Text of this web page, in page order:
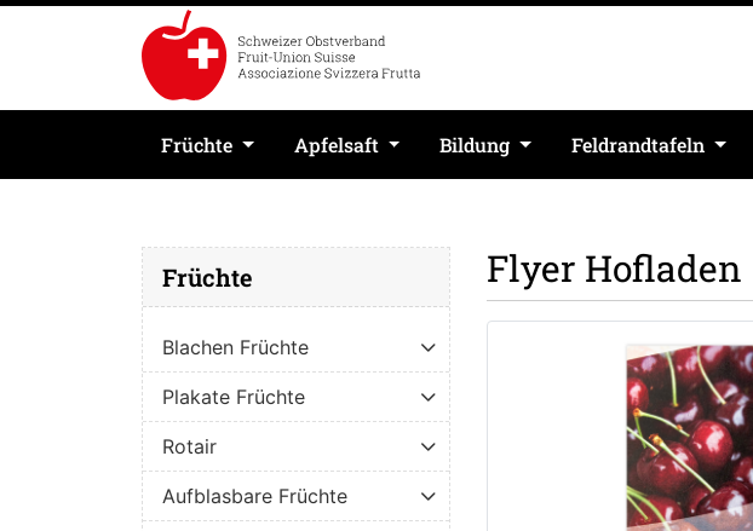
Früchte Apfelsaft Bildung Feldrandtafeln
Früchte
Blachen Früchte
Plakate Früchte
Rotair
Aufblasbare Früchte
Flyer Hofladen